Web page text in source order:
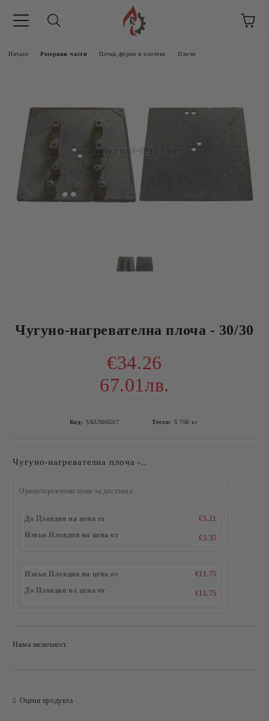
Начало Резервни части Печки,фурни и плотове Плочи
Чугуно-нагревателна плоча - 30/30
€34.26
67.01лв.
Код: SKU000567 Тегло: 5.700 кг
Чугуно-нагревателна плоча -..
Ориентировъчни цени за доставка
До Пловдив на цена от
€5.21
Извън Пловдив на цена от
€5.35
Извън Пловдив на цена от
€11.75
До Пловдив на цена от
€11.75
Няма наличност
Оцени продукта